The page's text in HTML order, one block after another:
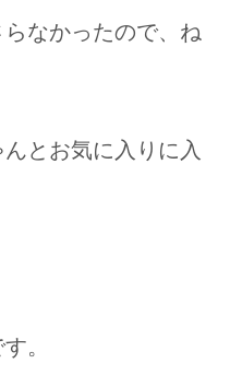
なかったので、ね
とお気に入りに入
。